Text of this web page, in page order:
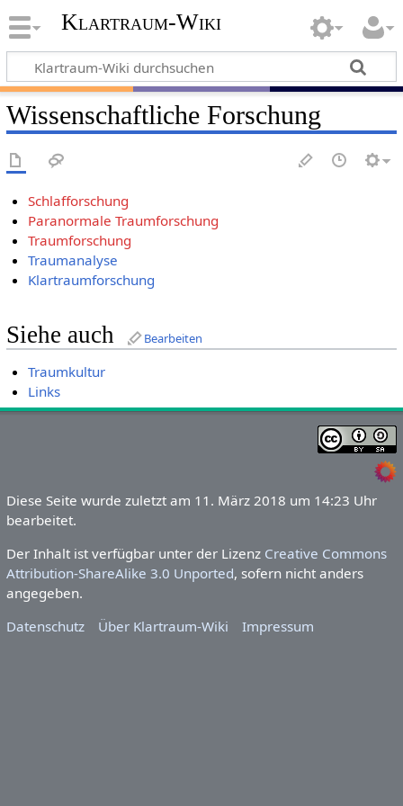
Klartraum-Wiki
Wissenschaftliche Forschung
Schlafforschung
Paranormale Traumforschung
Traumforschung
Traumanalyse
Klartraumforschung
Siehe auch Bearbeiten
Traumkultur
Links
Diese Seite wurde zuletzt am 11. März 2018 um 14:23 Uhr
bearbeitet.
Der Inhalt ist verfügbar unter der Lizenz Creative Commons
Attribution-ShareAlike 3.0 Unported, sofern nicht anders
angegeben.
Datenschutz
Über Klartraum-Wiki Impressum